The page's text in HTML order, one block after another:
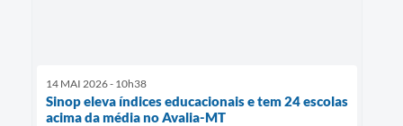
14 MAI 2026 - 10h38
Sinop eleva índices educacionais e tem 24 escolas
acima da média no Avalia-MT